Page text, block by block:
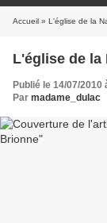
Accueil » L'église de la
Publié le 14/07/2010
Par madame_dulac